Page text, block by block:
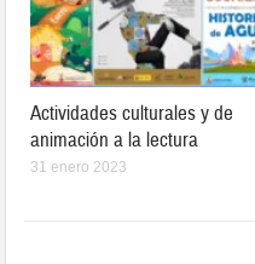
Actividades culturales y de
animación a la lectura
31 enero 2023